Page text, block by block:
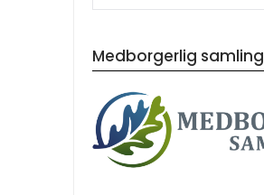
Medborgerlig samling